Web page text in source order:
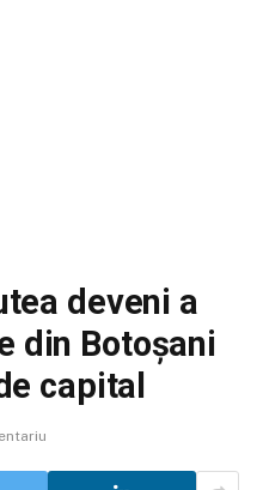
deveni a
din Botoșani
capital